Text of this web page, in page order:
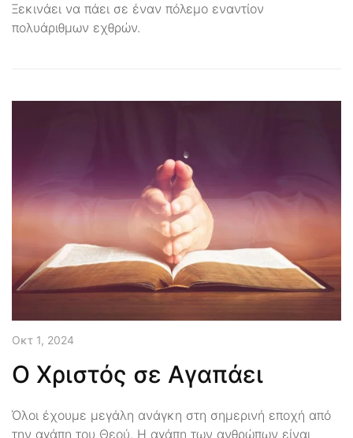
Ξεκινάει να πάει σε έναν πόλεμο εναντίον
πολυάριθμων εχθρών.
Οκτ 1, 2024
Ο Χριστός σε Αγαπάει
Όλοι έχουμε μεγάλη ανάγκη στη σημερινή εποχή από
την αγάπη του Θεού. Η αγάπη των ανθρώπων είναι